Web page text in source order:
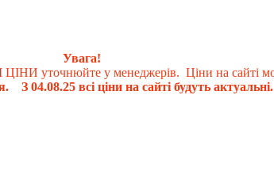
Увага!
уточнюйте у менеджерів. Ціни на сайті
З 04.08.25 всі ціни на сайті будуть актуальні.